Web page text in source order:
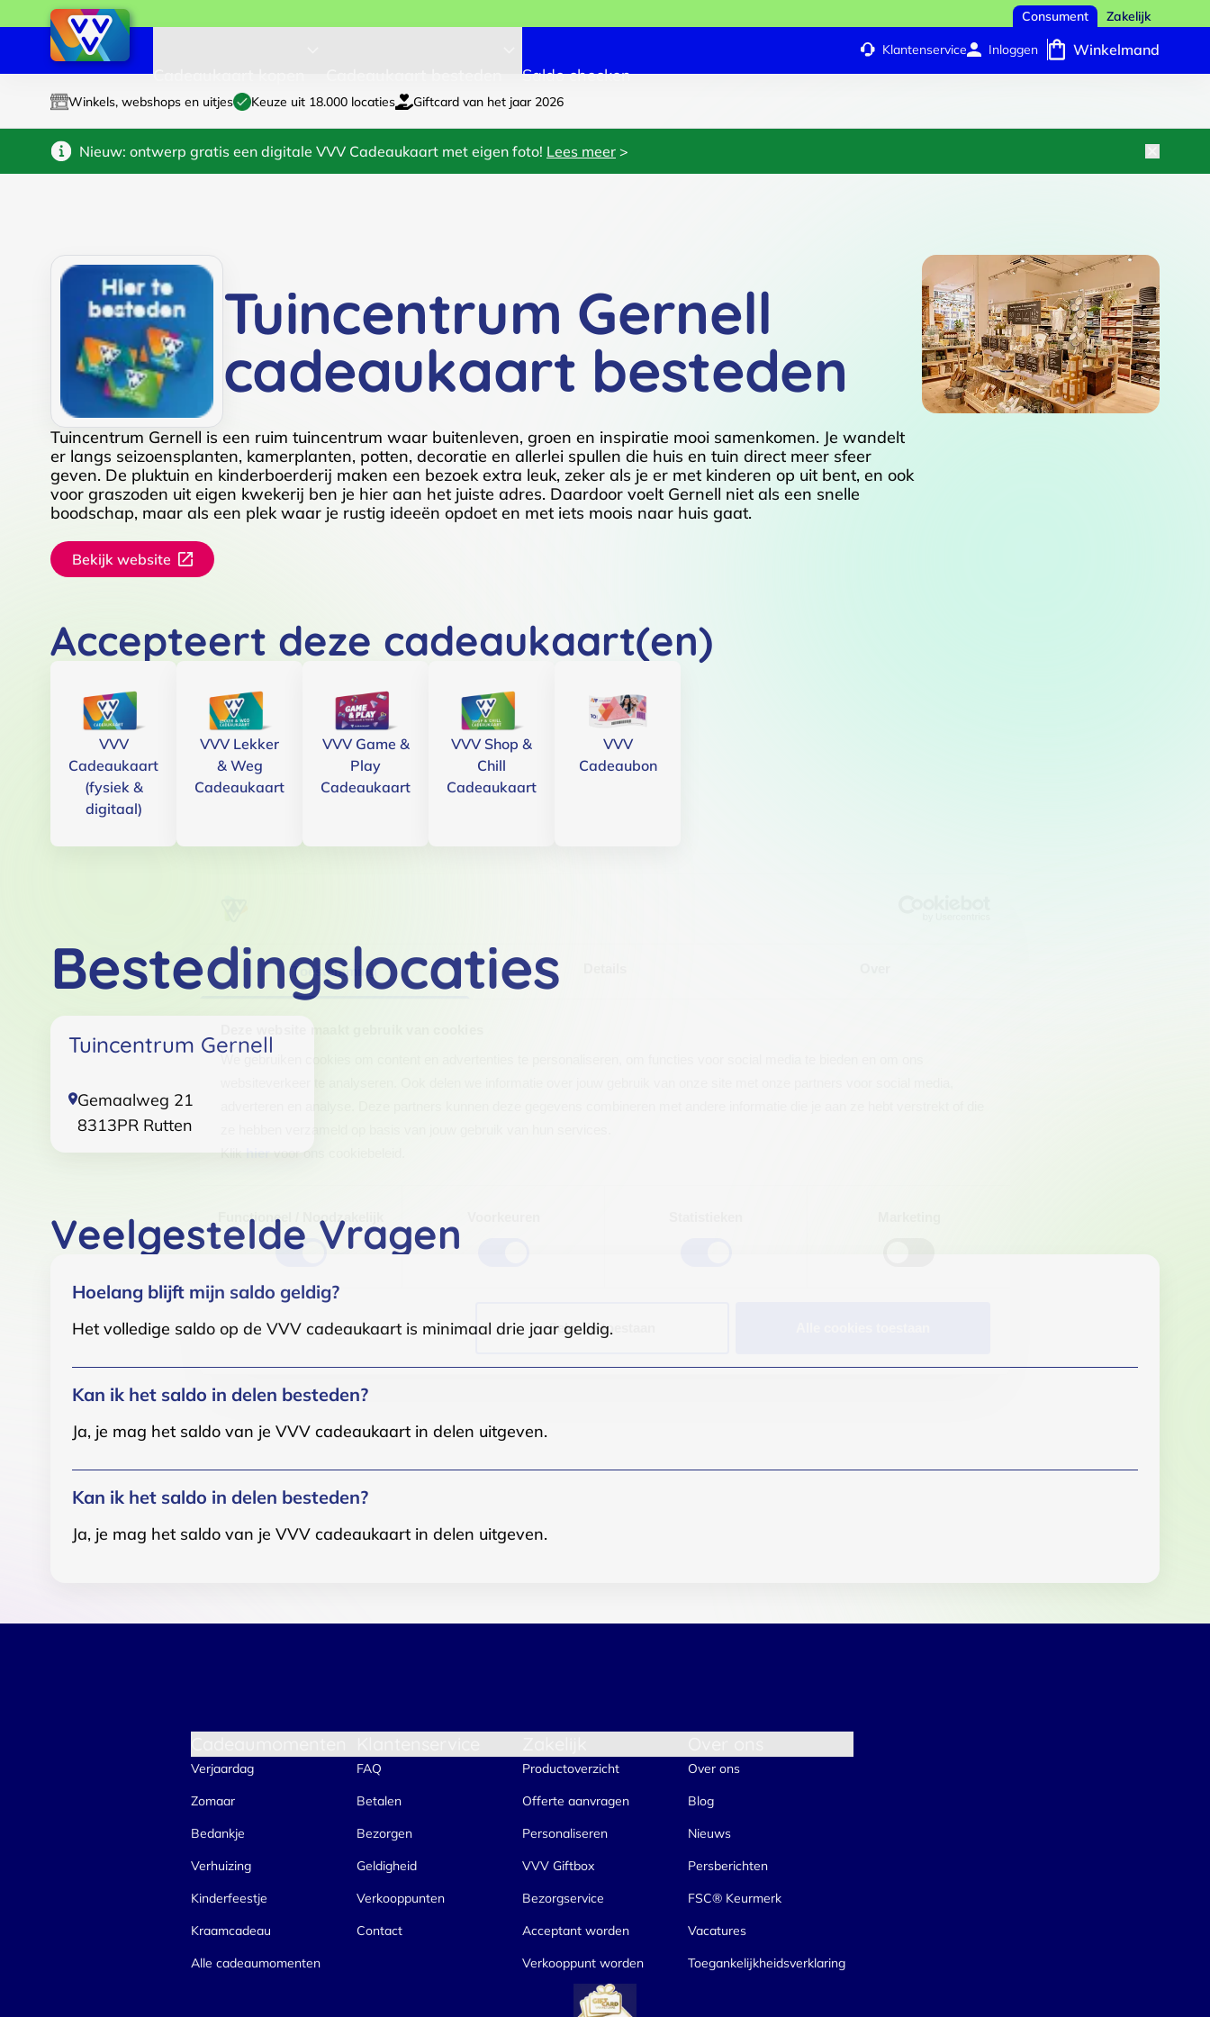
Toestemming
Klik hier voor ons cookiebeleid.
Functioneel / Noodzakelijk
Selectie toestaan
Consument Zakelijk
Saldo checken
Klantenservice Inloggen Winkelmand
Winkels, webshops en uitjes Keuze uit 18.000 locaties Giftcard van het jaar 2026
Nieuw: ontwerp gratis een digitale VVV Cadeaukaart met eigen foto! Lees meer >
Tuincentrum Gernell
cadeaukaart besteden
Tuincentrum Gernell is een ruim tuincentrum waar buitenleven, groen en inspiratie mooi samenkomen. Je wandelt
er langs seizoensplanten, kamerplanten, potten, decoratie en allerlei spullen die huis en tuin direct meer sfeer
geven. De pluktuin en kinderboerderij maken een bezoek extra leuk, zeker als je er met kinderen op uit bent, en ook
voor graszoden uit eigen kwekerij ben je hier aan het juiste adres. Daardoor voelt Gernell niet als een snelle
boodschap, maar als een plek waar je rustig ideeën opdoet en met iets moois naar huis gaat.
Bekijk website
Accepteert deze cadeaukaart(en)
VVV
Cadeaukaart
(fysiek &
digitaal)
VVV Lekker
& Weg
Cadeaukaart
VVV Game &
Play
Cadeaukaart
VVV Shop &
Chill
Cadeaukaart
VVV
Cadeaubon
Bestedingslocaties
Tuincentrum Gernell
Gemaalweg 21
8313PR Rutten
Veelgestelde Vragen
Hoelang blijft mijn saldo geldig?
Het volledige saldo op de VVV cadeaukaart is minimaal drie jaar geldig.
Kan ik het saldo in delen besteden?
Ja, je mag het saldo van je VVV cadeaukaart in delen uitgeven.
Kan ik het saldo in delen besteden?
Ja, je mag het saldo van je VVV cadeaukaart in delen uitgeven.
Verjaardag
Zomaar
Bedankje
Verhuizing
Kinderfeestje
Kraamcadeau
Alle cadeaumomenten
FAQ
Betalen
Bezorgen
Geldigheid
Verkooppunten
Contact
Productoverzicht
Offerte aanvragen
Personaliseren
VVV Giftbox
Bezorgservice
Acceptant worden
Verkooppunt worden
Over ons
Blog
Nieuws
Persberichten
FSC® Keurmerk
Vacatures
Toegankelijkheidsverklaring